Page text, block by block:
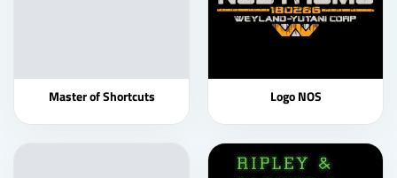
Master of Shortcuts Logo NOS